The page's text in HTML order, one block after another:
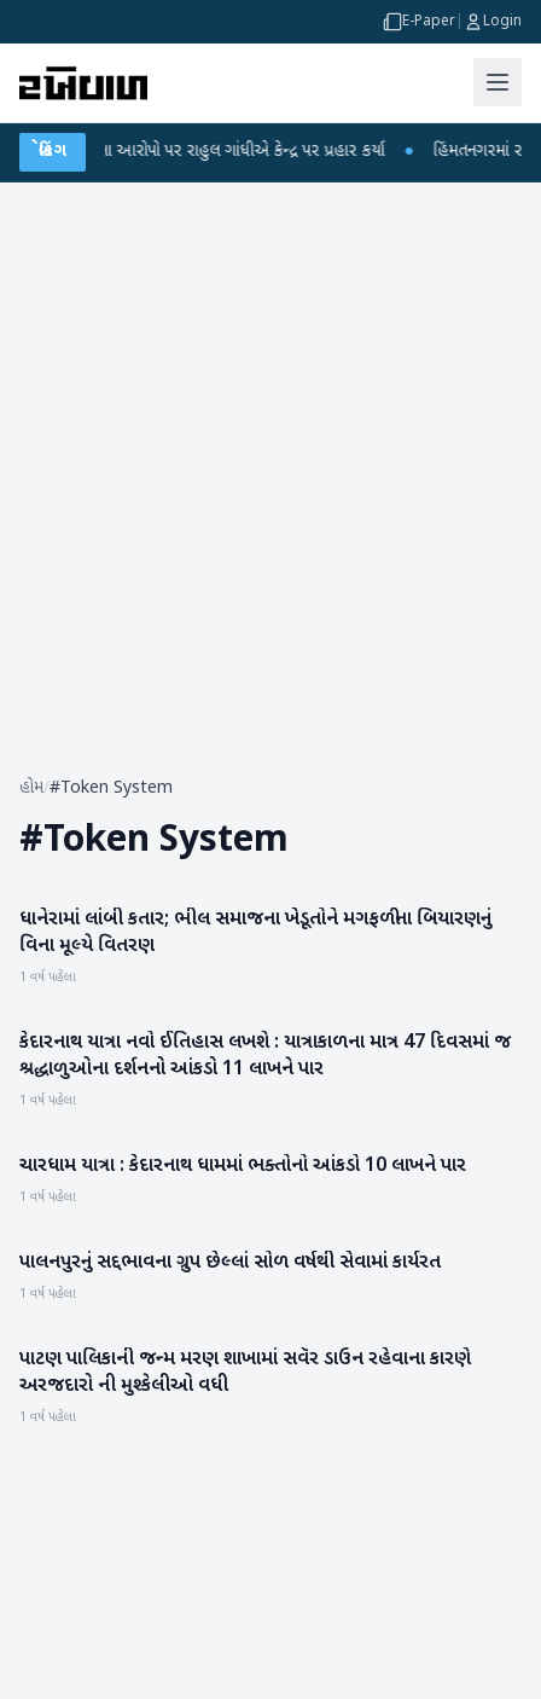
E-Paper Login
બ્રેકિંગ
લીકના આરોપો પર રાહુલ ગાંધીએ કેન્દ્ર પર પ્રહાર કર્યા ● હિંમતનગરમાં રહસ્યમય
હોમ/#Token System
#Token System
બનાસકાંઠા
ધાનેરામાં લાંબી કતાર; ભીલ સમાજના ખેડૂતોને મગફળીના બિયારણનું
વિના મૂલ્યે વિતરણ
1 વર્ષ પહેલા
રાષ્ટ્રીય
કેદારનાથ યાત્રા નવો ઈતિહાસ લખશે : યાત્રાકાળના માત્ર 47 દિવસમાં જ
શ્રદ્ધાળુઓના દર્શનનો આંકડો 11 લાખને પાર
1 વર્ષ પહેલા
રાષ્ટ્રીય
ચારધામ યાત્રા : કેદારનાથ ધામમાં ભક્તોનો આંકડો 10 લાખને પાર
1 વર્ષ પહેલા
બનાસકાંઠા
પાલનપુરનું સદ્દભાવના ગ્રુપ છેલ્લાં સોળ વર્ષથી સેવામાં કાર્યરત
1 વર્ષ પહેલા
પાટણ
પાટણ પાલિકાની જન્મ મરણ શાખામાં સવૅર ડાઉન રહેવાના કારણે
અરજદારો ની મુશ્કેલીઓ વધી
1 વર્ષ પહેલા